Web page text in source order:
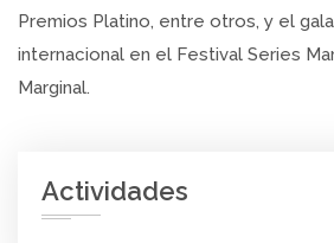
Premios Platino, entre otros, y el
internacional en el Festival Series
Marginal.
Actividades